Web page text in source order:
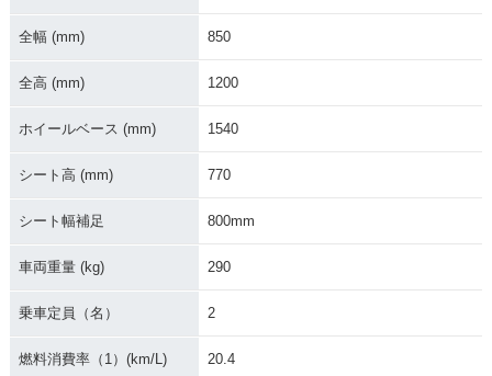
2000年 K1200RS 1999年 K1200RS
新登場
全幅 (mm) 850
全高 (mm) 1200
ホイールベース (mm) 1540
シート高 (mm) 770
シート幅補足 800mm
車両重量 (kg) 290
乗車定員（名） 2
燃料消費率（1）(km/L) 20.4